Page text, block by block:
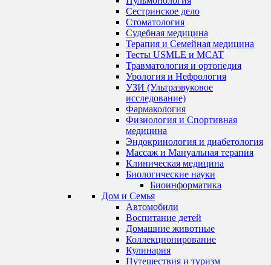
Сестринское дело
Стоматология
Судебная медицина
Терапия и Семейная медицина
Тесты USMLE и MCAT
Травматология и ортопедия
Урология и Нефрология
УЗИ (Ультразвуковое
исследование)
Фармакология
Физиология и Спортивная
медицина
Эндокринология и диабетология
Массаж и Мануальная терапия
Клиническая медицина
Биологические науки
Биоинформатика
Дом и Семья
Автомобили
Воспитание детей
Домашние животные
Коллекционирование
Кулинария
Путешествия и туризм